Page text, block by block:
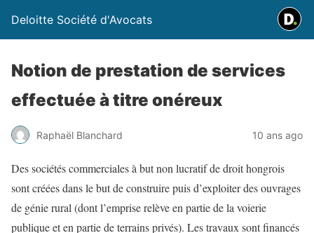
Deloitte Société d'Avocats
Notion de prestation de services
effectuée à titre onéreux
Raphaël Blanchard 10 ans ago
Des sociétés commerciales à but non lucratif de droit hongrois
sont créées dans le but de construire puis d’exploiter des ouvrages
de génie rural (dont l’emprise relève en partie de la voierie
publique et en partie de terrains privés). Les travaux sont financés